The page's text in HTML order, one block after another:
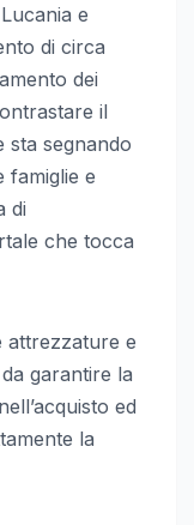
e
di circa
dei
il
sta segnando
famiglie e
di
che tocca
attrezzature e
garantire la
ed
la